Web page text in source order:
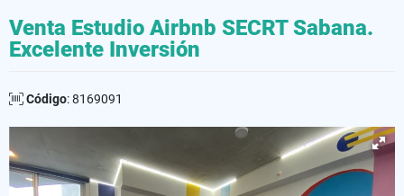
Venta Estudio Airbnb SECRT Sabana.
Excelente Inversión
Código: 8169091